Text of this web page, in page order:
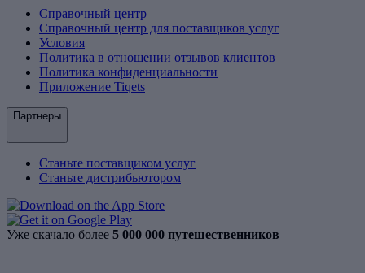
Справочный центр
Справочный центр для поставщиков услуг
Условия
Политика в отношении отзывов клиентов
Политика конфиденциальности
Приложение Tiqets
Партнеры
Станьте поставщиком услуг
Станьте дистрибьютором
Уже скачало более 5 000 000 путешественников